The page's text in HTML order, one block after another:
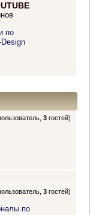
по
3 гостей)
3 гостей)
по